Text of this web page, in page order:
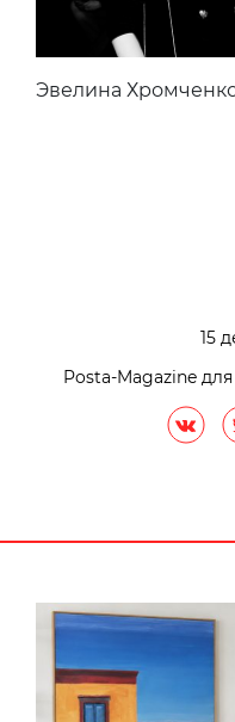
Эвелина
15
Posta-Magazine